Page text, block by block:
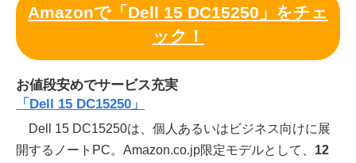
Amazonで「Dell 15 DC15250」をチェ
ック！
お値段安めでサービス充実
「Dell 15 DC15250」
Dell 15 DC15250は、個人あるいはビジネス向けに展
開するノートPC。Amazon.co.jp限定モデルとして、 12